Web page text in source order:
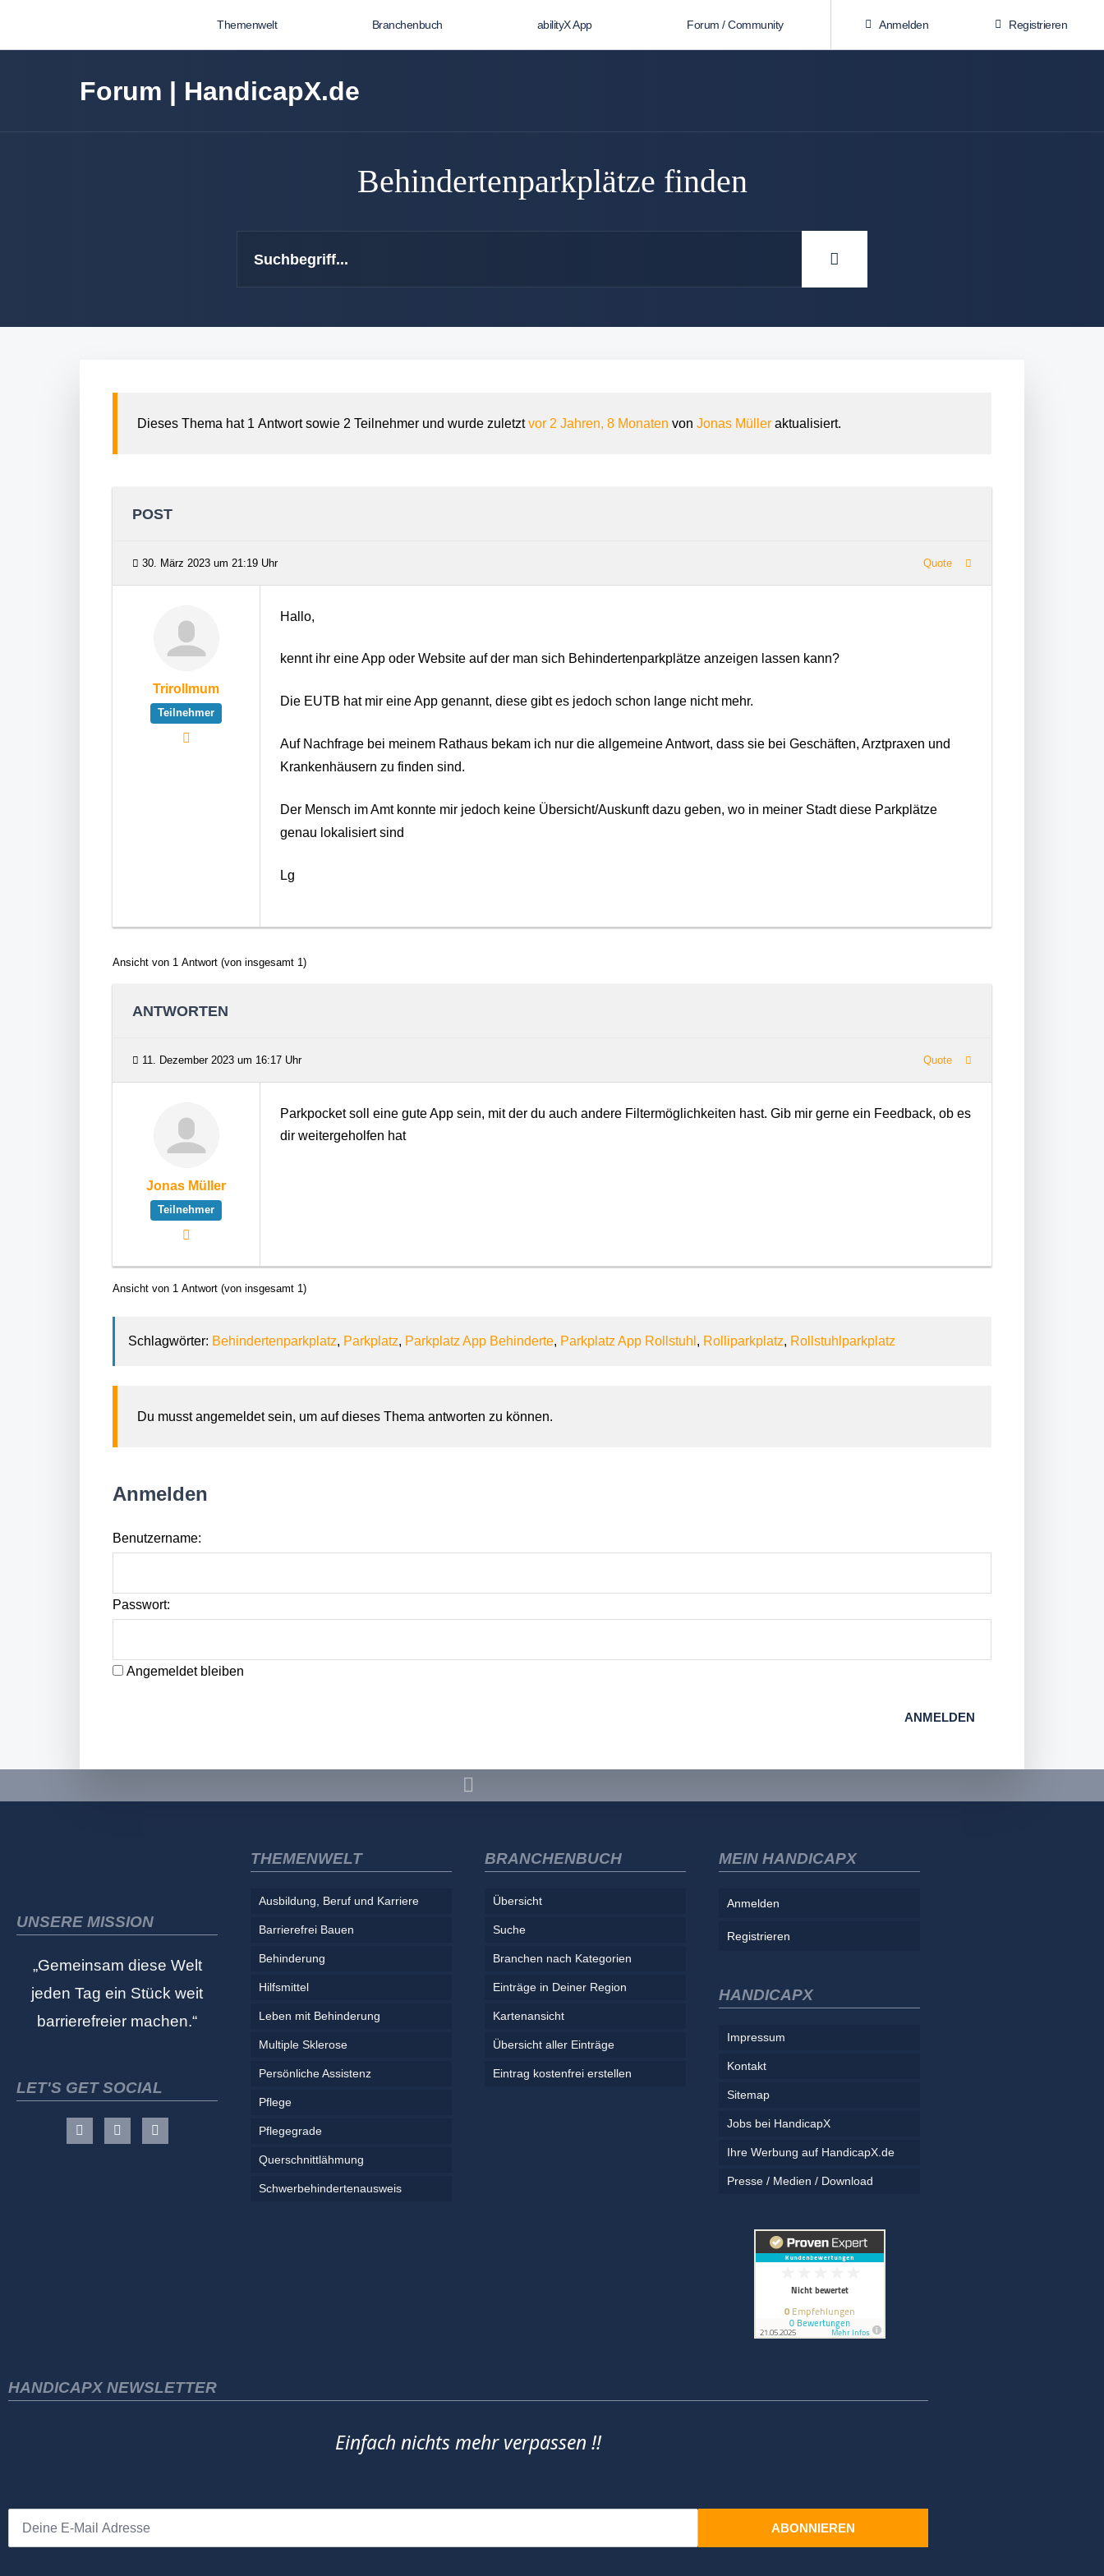
Themenwelt Branchenbuch abilityX App Forum / Community Anmelden Registrieren
Forum | HandicapX.de
Behindertenparkplätze finden
Dieses Thema hat 1 Antwort sowie 2 Teilnehmer und wurde zuletztvor 2 Jahren, 8 Monaten von Jonas Müller aktualisiert.
POST
30. März 2023 um 21:19 Uhr Quote
Trirollmum
Teilnehmer
Hallo,
kennt ihr eine App oder Website auf der man sich Behindertenparkplätze anzeigen lassen kann?
Die EUTB hat mir eine App genannt, diese gibt es jedoch schon lange nicht mehr.
Auf Nachfrage bei meinem Rathaus bekam ich nur die allgemeine Antwort, dass sie bei Geschäften, Arztpraxen und
Krankenhäusern zu finden sind.
Der Mensch im Amt konnte mir jedoch keine Übersicht/Auskunft dazu geben, wo in meiner Stadt diese Parkplätze
genau lokalisiert sind
Lg
Ansicht von 1 Antwort (von insgesamt 1)
ANTWORTEN
11. Dezember 2023 um 16:17 Uhr Quote
Jonas Müller
Teilnehmer
Parkpocket soll eine gute App sein, mit der du auch andere Filtermöglichkeiten hast. Gib mir gerne ein Feedback, ob es
dir weitergeholfen hat
Ansicht von 1 Antwort (von insgesamt 1)
Schlagwörter: Behindertenparkplatz, Parkplatz, Parkplatz App Behinderte, Parkplatz App Rollstuhl , Rolliparkplatz, Rollstuhlparkplatz
Du musst angemeldet sein, um auf dieses Thema antworten zu können.
Anmelden
Benutzername:
Passwort:
Angemeldet bleiben
ANMELDEN
UNSERE MISSION
„Gemeinsam diese Welt
jeden Tag ein Stück weit
barrierefreier machen.“
LET'S GET SOCIAL
THEMENWELT
Ausbildung, Beruf und Karriere
Barrierefrei Bauen
Behinderung
Hilfsmittel
Leben mit Behinderung
Multiple Sklerose
Persönliche Assistenz
Pflege
Pflegegrade
Querschnittlähmung
Schwerbehindertenausweis
BRANCHENBUCH
Übersicht
Suche
Branchen nach Kategorien
Einträge in Deiner Region
Kartenansicht
Übersicht aller Einträge
Eintrag kostenfrei erstellen
MEIN HANDICAPX
Anmelden
Registrieren
HANDICAPX
Impressum
Kontakt
Sitemap
Jobs bei HandicapX
Ihre Werbung auf HandicapX.de
Presse / Medien / Download
HANDICAPX NEWSLETTER
Einfach nichts mehr verpassen !!